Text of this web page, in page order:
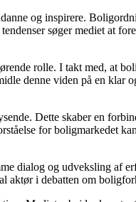
og inspirere.
søger mediet at
rolle. I takt med, at
denne viden på en klar
Dette skaber en
for boligmarkedet
dialog og udveksling af
aktør i debatten om